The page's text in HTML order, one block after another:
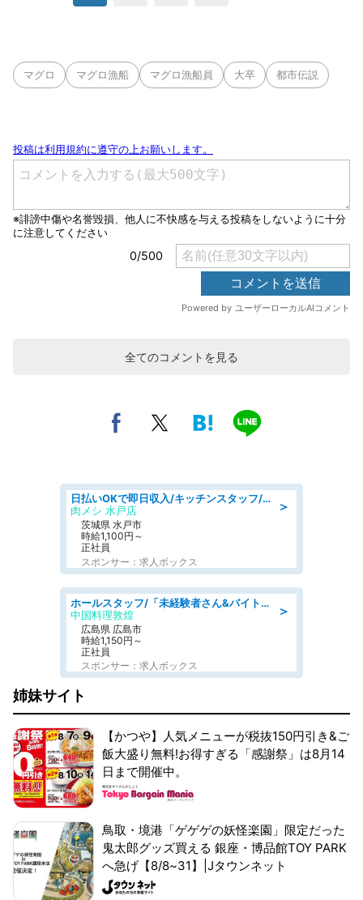
マグロ マグロ漁船 マグロ漁船員 大卒 都市伝説
全てのコメントを見る
＞
日払いOKで即日収入/キッチンスタッフ/「原付免許必須」デリバリー業務など、自己成長可能な幅広い仕事に挑戦!髪型自由&ピアス・ネイルOK/茨城県/水戸市
肉メシ 水戸店
茨城県 水戸市
時給1,100円～
正社員
スポンサー：求人ボックス
＞
ホールスタッフ/「未経験者さん&バイトデビューも大歓迎」残業ほぼなし×1日3時間〜勤務OK!フォロー体制も充実/広島県/広島市南区
中国料理敦煌
広島県 広島市
時給1,150円～
正社員
スポンサー：求人ボックス
姉妹サイト
【かつや】人気メニューが税抜150円引き&ご
飯大盛り無料!お得すぎる「感謝祭」は8月14
日まで開催中。
鳥取・境港「ゲゲゲの妖怪楽園」限定だった
鬼太郎グッズ買える 銀座・博品館TOY PARK
へ急げ【8/8~31】|Jタウンネット